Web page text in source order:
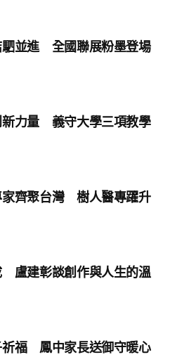
駟並進 全國聯展粉墨登場
新力量 義守大學三項教學
家齊聚台灣 樹人醫專躍升
盧建彰談創作與人生的溫
祈福 鳳中家長送御守暖心